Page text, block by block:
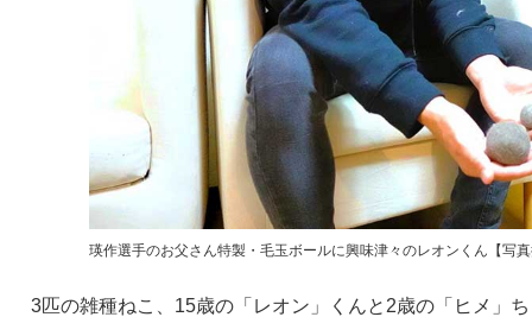
瑛作選手のお父さん特製・毛玉ボールに興味津々のレオンくん【写
3匹の雑種ねこ、15歳の「レオン」くんと2歳の「ヒメ」